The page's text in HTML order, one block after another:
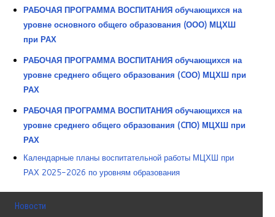
Творческий инкубатор
РАБОЧАЯ ПРОГРАММА ВОСПИТАНИЯ обучающихся на
уровне основного общего образования (ООО) МЦХШ
при РАХ
РАБОЧАЯ ПРОГРАММА ВОСПИТАНИЯ обучающихся на
уровне среднего общего образования (CОО) МЦХШ при
РАХ
РАБОЧАЯ ПРОГРАММА ВОСПИТАНИЯ обучающихся на
уровне среднего общего образования (CПО) МЦХШ при
РАХ
Календарные планы воспитательной работы МЦХШ при
РАХ 2025-2026 по уровням образования
Новости